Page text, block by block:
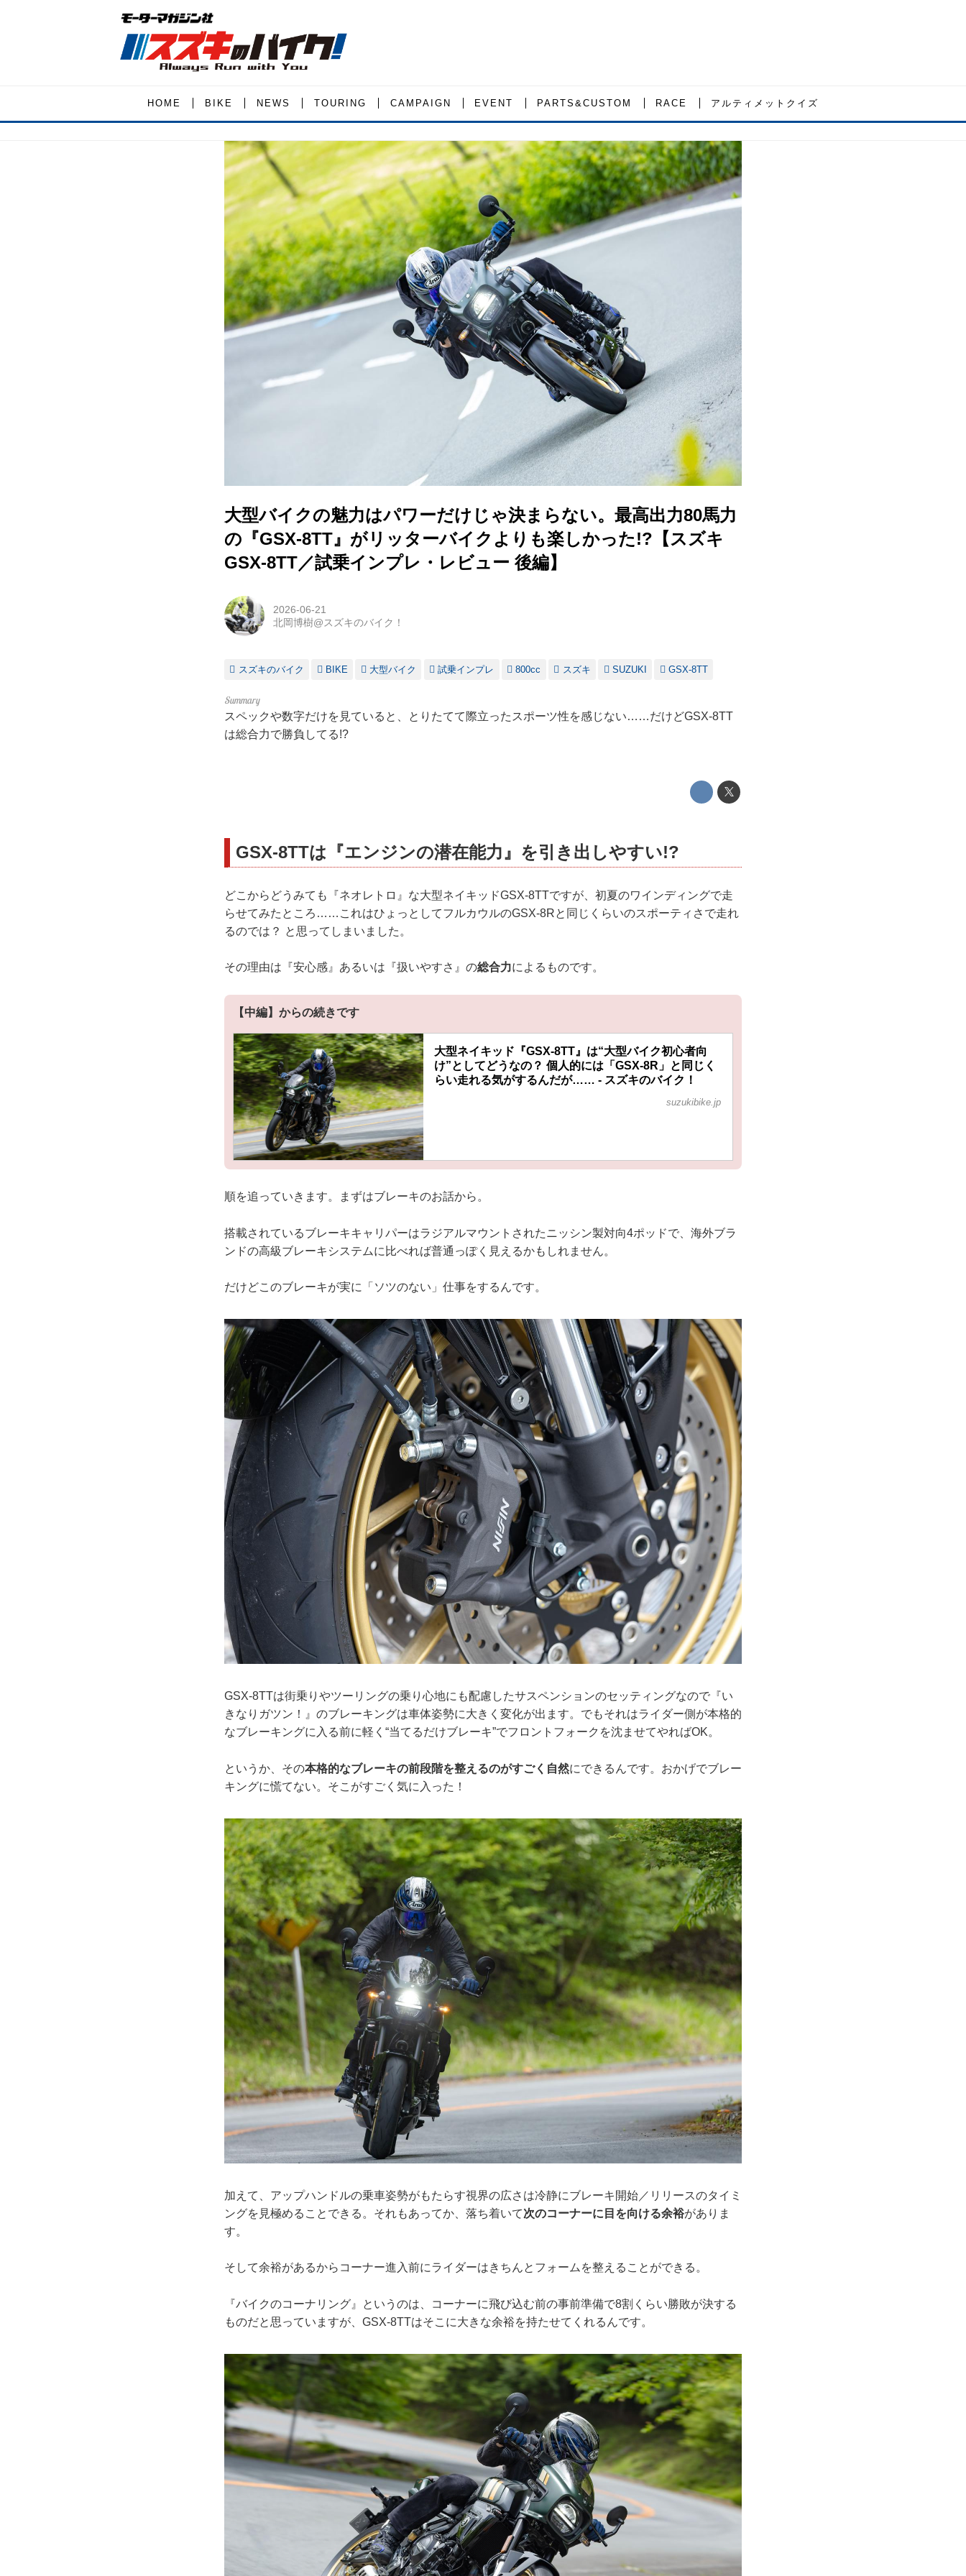
HOME BIKE NEWS TOURING CAMPAIGN EVENT PARTS&CUSTOM RACE アルティメットクイズ
大型バイクの魅力はパワーだけじゃ決まらない。最高出力80馬力
の『GSX-8TT』がリッターバイクよりも楽しかった!?【スズキ
GSX-8TT／試乗インプレ・レビュー 後編】
2026-06-21
北岡博樹@スズキのバイク！
スズキのバイク BIKE 大型バイク 試乗インプレ 800cc スズキ SUZUKI GSX-8TT
スペックや数字だけを見ていると、とりたてて際立ったスポーツ性を感じない……だけどGSX-8TT
は総合力で勝負してる!?
GSX-8TTは『エンジンの潜在能力』を引き出しやすい!?
どこからどうみても『ネオレトロ』な大型ネイキッドGSX-8TTですが、初夏のワインディングで走
らせてみたところ……これはひょっとしてフルカウルのGSX-8Rと同じくらいのスポーティさで走れ
るのでは？ と思ってしまいました。
その理由は『安心感』あるいは『扱いやすさ』の総合力によるものです。
【中編】からの続きです
大型ネイキッド『GSX-8TT』は“大型バイク初心者向
け”としてどうなの？ 個人的には「GSX-8R」と同じく
らい走れる気がするんだが…… - スズキのバイク！
suzukibike.jp
順を追っていきます。まずはブレーキのお話から。
搭載されているブレーキキャリパーはラジアルマウントされたニッシン製対向4ポッドで、海外ブラ
ンドの高級ブレーキシステムに比べれば普通っぽく見えるかもしれません。
だけどこのブレーキが実に「ソツのない」仕事をするんです。
GSX-8TTは街乗りやツーリングの乗り心地にも配慮したサスペンションのセッティングなので『い
きなりガツン！』のブレーキングは車体姿勢に大きく変化が出ます。でもそれはライダー側が本格的
なブレーキングに入る前に軽く“当てるだけブレーキ”でフロントフォークを沈ませてやればOK。
というか、その本格的なブレーキの前段階を整えるのがすごく自然にできるんです。おかげでブレー
キングに慌てない。そこがすごく気に入った！
加えて、アップハンドルの乗車姿勢がもたらす視界の広さは冷静にブレーキ開始／リリースのタイミ
ングを見極めることできる。それもあってか、落ち着いて次のコーナーに目を向ける余裕がありま
す。
そして余裕があるからコーナー進入前にライダーはきちんとフォームを整えることができる。
『バイクのコーナリング』というのは、コーナーに飛び込む前の事前準備で8割くらい勝敗が決する
ものだと思っていますが、GSX-8TTはそこに大きな余裕を持たせてくれるんです。